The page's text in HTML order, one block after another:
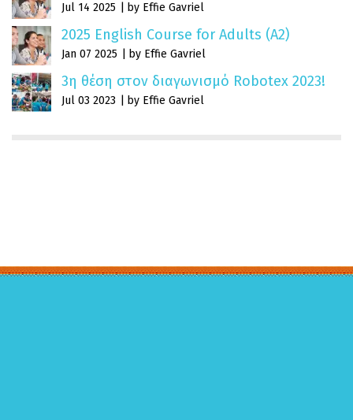
Jul 14 2025 by Effie Gavriel
2025 English Course for Adults (A2)
Jan 07 2025 by Effie Gavriel
3η θέση στον διαγωνισμό Robotex 2023!
Jul 03 2023 by Effie Gavriel